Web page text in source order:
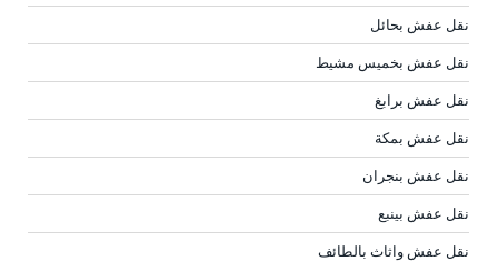
نقل عفش بحائل
نقل عفش بخميس مشيط
نقل عفش برابغ
نقل عفش بمكة
نقل عفش بنجران
نقل عفش بينبع
نقل عفش واثاث بالطائف